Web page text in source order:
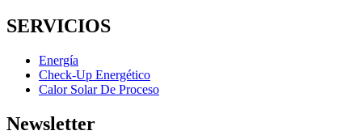
SERVICIOS
Energía
Check-Up Energético
Calor Solar De Proceso
Newsletter